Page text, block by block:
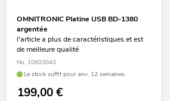
OMNITRONIC Platine USB BD-1380
argentée
l'article a plus de caractéristiques et est
de meilleure qualité
No. 10603043
Le stock suffit pour env. 12 semaines.
199,00€